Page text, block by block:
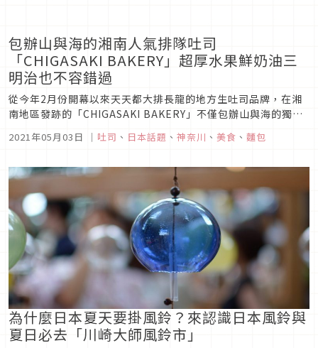
包辦山與海的湘南人氣排隊吐司
「CHIGASAKI BAKERY」超厚水果鮮奶油三
明治也不容錯過
從今年2月份開幕以來天天都大排長龍的地方生吐司品牌，在湘
南地區發跡的「CHIGASAKI BAKERY」不僅包辦山與海的獨特
季節水果鮮奶油三明治等選擇眾多，到日本每個地方嘗試當地生
有哪裡不...
2021年05月03日 ｜ 吐司 、 日本話題 、 神奈川 、 美食 、 麵包
為什麼日本夏天要掛風鈴？來認識日本風鈴與
夏日必去「川崎大師風鈴市」